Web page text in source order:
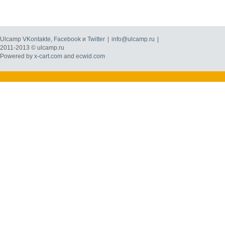
Ulcamp VKontakte, Facebook и Twitter info@ulcamp.ru
2011-2013 © ulcamp.ru
Powered by x-cart.com and ecwid.com